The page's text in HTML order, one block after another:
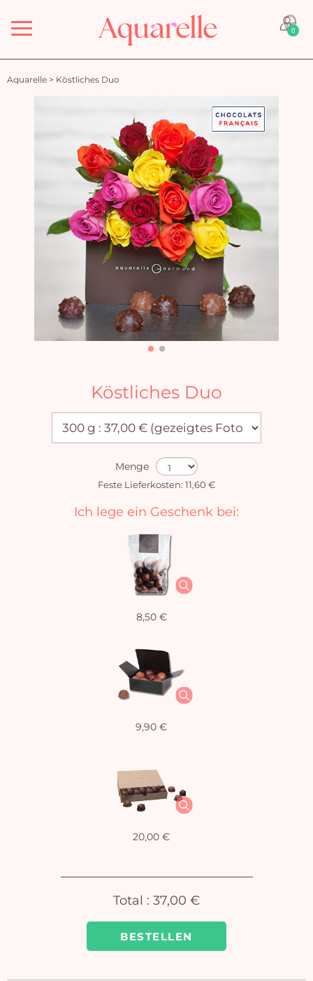
Menü 0
Aquarelle > Köstliches Duo
Köstliches Duo
Menge
Feste Lieferkosten: 11,60 €
BESTELLEN
Ich lege ein Geschenk bei:
8,50 €
9,90 €
20,00 €
Total : 37,00 €